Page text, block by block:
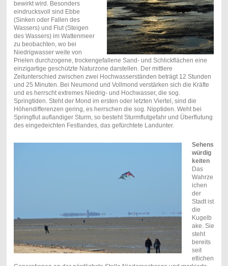
bewirkt wird. Besonders
eindrucksvoll sind Ebbe
(Sinken oder Fallen des
Wassers) und Flut (Steigen
des Wassers) im Wattenmeer
zu beobachten, wo bei
Niedrigwasser weite von
Prielen durchzogene, trockengefallene Sand- und Schlickflächen eine
einzigartige geschützte Naturzone darstellen. Der mittlere
Zeitunterschied zwischen zwei Hochwasserständen beträgt 12 Stunden
und 25 Minuten. Bei Neumond und Vollmond verstärken sich die Kräfte
und es herrscht extremes Niedrig- und Hochwasser, die sog.
Springtiden. Steht der Mond im ersten oder letzten Viertel, sind die
Höhendifferenzen gering, es herrschen die sog. Nipptiden. Weht bei
Springflut auflandiger Sturm, so besteht Sturmflutgefahr und Überflutung
des eingedeichten Festlandes, das gefürchtete Landunter.
Sehens
würdig
keiten
Das
Wahrze
ichen
der
Stadt ist
die
Kugelb
ake. Sie
steht
bereits
seit
etlichen